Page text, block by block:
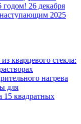
годом! 26 декабря
наступающим 2025
кварцевого стекла:
нагрева
для
15 квадратных